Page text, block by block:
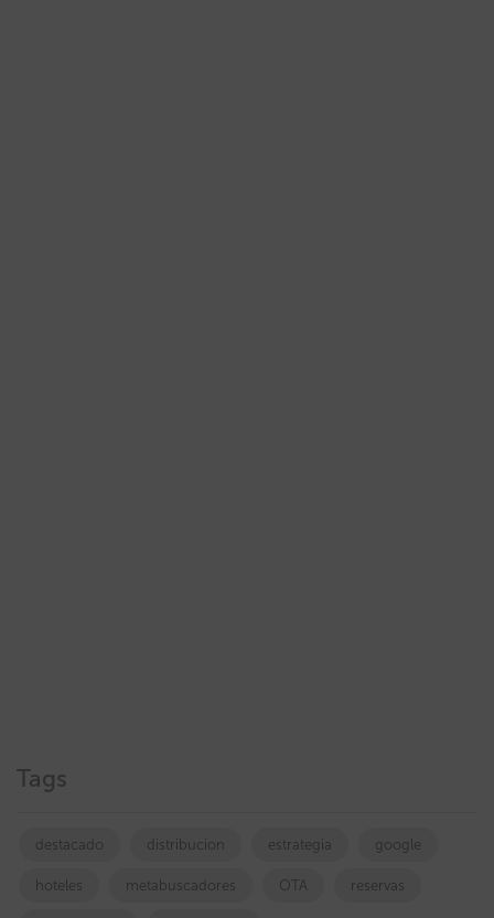
Tags
destacado distribucion estrategia google
hoteles metabuscadores OTA reservas